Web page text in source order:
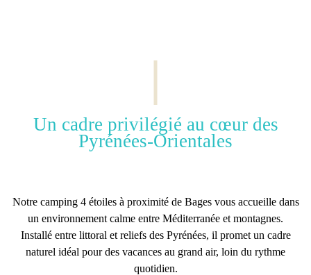
Un cadre privilégié au cœur des
Pyrénées-Orientales
Notre camping 4 étoiles à proximité de Bagesvous accueille dans
un environnement calme entre Méditerranée et montagnes.
Installé entre littoral et reliefs des Pyrénées, il promet un cadre
naturel idéal pour des vacances au grand air, loin du rythme
quotidien.